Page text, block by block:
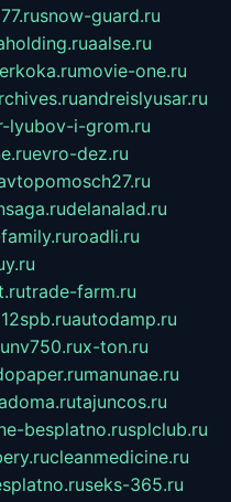
snow-guard.ru
aalse.ru
movie-one.ru
andreislyusar.ru
lyubov-i-grom.ru
evro-dez.ru
delanalad.ru
roadli.ru
trade-farm.ru
autodamp.ru
nv750.rux-ton.ru
manunae.ru
tajuncos.ru
besplatno.rusplclub.ru
cleanmedicine.ru
seks-365.ru